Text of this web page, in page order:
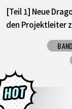
[Teil 1] Neue
den Projektleiter